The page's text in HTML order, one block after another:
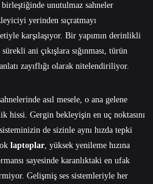
birleştiğinde unutulmaz sahneler
yerinden sıçratmayı
karşılaşıyor. Bir yapımın derinlikli
ani çıkışlara sığınması, türün
zayıflığı olarak nitelendiriliyor.
asıl mesele, o ana gelene
hissi. Gergin bekleyişin en uç noktasını
de sizinle aynı hızda tepki
laptoplar, yüksek yenileme hızına
sayesinde karanlıktaki en ufak
Gelişmiş ses sistemleriyle her